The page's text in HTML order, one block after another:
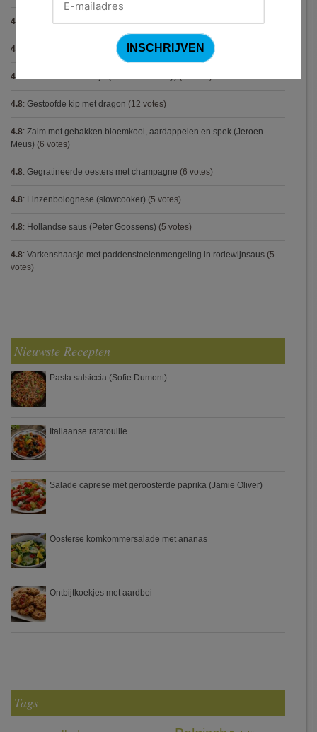
4.9 Courgette carbonara(8 votes)
4.9 (7 votes)
4.9:Fricassee van konijn (Gordon Ramsay)(7 votes)
4.8: Gestoofde kip met dragon (12 votes)
4.8: Zalm met gebakken bloemkool, aardappelen en spek (Jeroen
Meus) (6 votes)
4.8: Gegratineerde oesters met champagne (6 votes)
4.8: Linzenbolognese (slowcooker) (5 votes)
4.8: Hollandse saus (Peter Goossens) (5 votes)
4.8: Varkenshaasje met paddenstoelenmengeling in rodewijnsaus (5
votes)
Nieuwste Recepten
Pasta salsiccia (Sofie Dumont)
Italiaanse ratatouille
Salade caprese met geroosterde paprika (Jamie Oliver)
Oosterse komkommersalade met ananas
Ontbijtkoekjes met aardbei
Tags